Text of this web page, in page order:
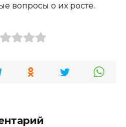
вопросы о их росте.